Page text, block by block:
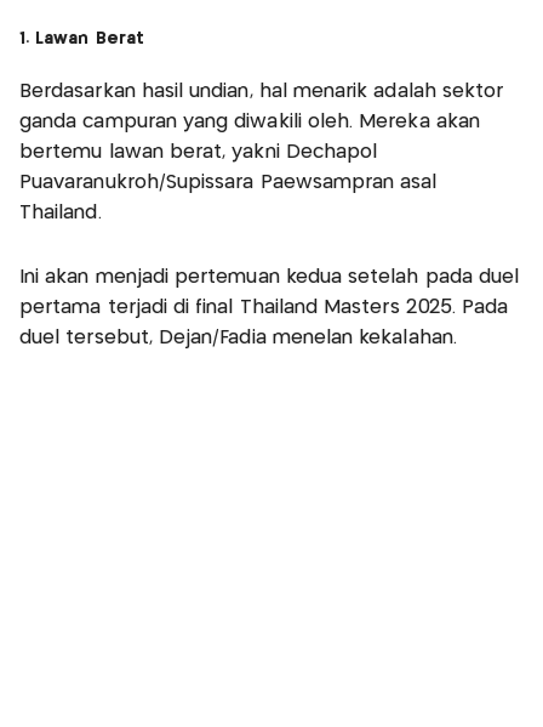
1. Lawan Berat
Berdasarkan hasil undian, hal menarik adalah sektor
ganda campuran yang diwakili oleh. Mereka akan
bertemu lawan berat, yakni Dechapol
Puavaranukroh/Supissara Paewsampran asal
Thailand.
Ini akan menjadi pertemuan kedua setelah pada duel
pertama terjadi di final Thailand Masters 2025. Pada
duel tersebut, Dejan/Fadia menelan kekalahan.